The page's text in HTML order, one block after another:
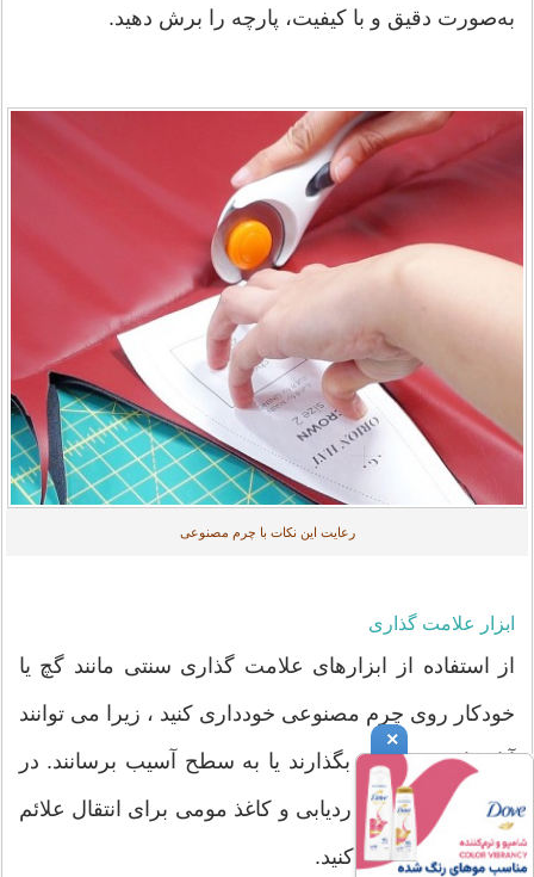
به‌صورت دقیق و با کیفیت، پارچه را برش دهید.
رعایت این نکات با چرم مصنوعی
ابزار علامت گذاری
از استفاده از ابزارهای علامت گذاری سنتی مانند گچ یا
خودکار روی چرم مصنوعی خودداری کنید ، زیرا می توانند
آثار دائمی بر جای بگذارند یا به سطح آسیب برسانند. در
عوض، از یک چرخ ردیابی و کاغذ مومی برای انتقال علائم
روی مواد استفاده کنید.
×